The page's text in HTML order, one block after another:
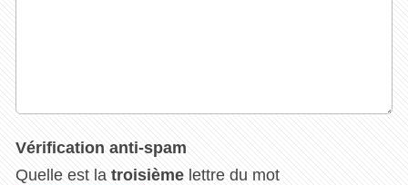
Vérification anti-spam
Quelle est la troisièmelettre du mot